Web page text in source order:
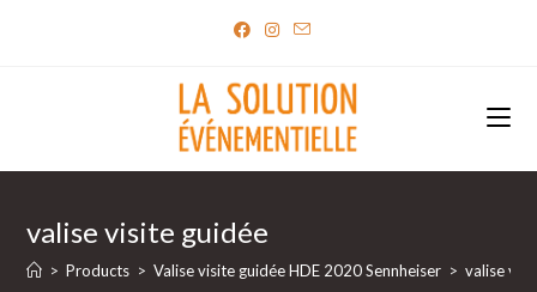
valise visite guidée
> Products > Valise visite guidée HDE 2020 Sennheiser > valise